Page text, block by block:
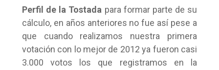
Perfil de la Tostada para formar parte de su
cálculo, en años anteriores no fue así pese a
que cuando realizamos nuestra primera
votación con lo mejor de 2012 ya fueron casi
3.000 votos los que registramos en la